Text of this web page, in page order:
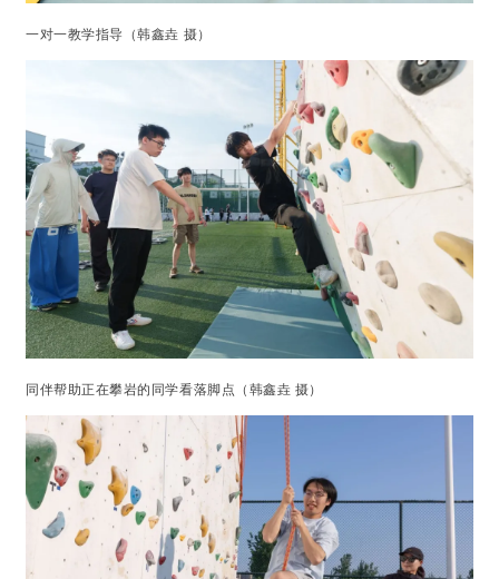
一对一教学指导（韩鑫垚 摄）
同伴帮助正在攀岩的同学看落脚点（韩鑫垚 摄）